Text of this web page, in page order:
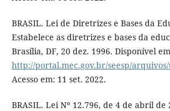
BRASIL. Lei de Diretrizes e Bases da
Estabelece as diretrizes e bases da
Brasília, DF, 20 dez. 1996. Disponível
http://portal.mec.gov.br/seesp/
Acesso em: 11 set. 2022.
BRASIL. Lei Nº 12.796, de 4 de abril de